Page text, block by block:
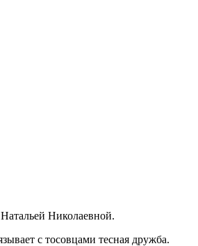
Николаевной.
с тосовцами тесная дружба.